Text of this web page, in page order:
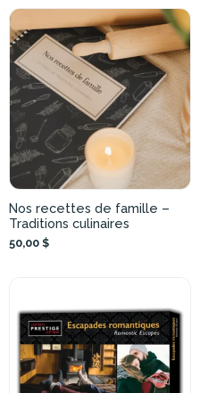
Nos recettes de famille –
Traditions culinaires
50,00 $